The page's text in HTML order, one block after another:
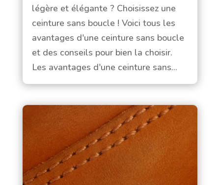
légère et élégante ? Choisissez une
ceinture sans boucle ! Voici tous les
avantages d'une ceinture sans boucle
et des conseils pour bien la choisir.
Les avantages d'une ceinture sans...